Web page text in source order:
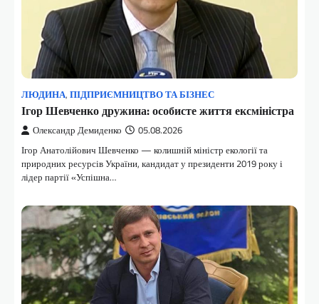
ЛЮДИНА, ПІДПРИЄМНИЦТВО ТА БІЗНЕС
Ігор Шевченко дружина: особисте життя ексміністра
Олександр Демиденко 05.08.2026
Ігор Анатолійович Шевченко — колишній міністр екології та
природних ресурсів України, кандидат у президенти 2019 року і
лідер партії «Успішна…